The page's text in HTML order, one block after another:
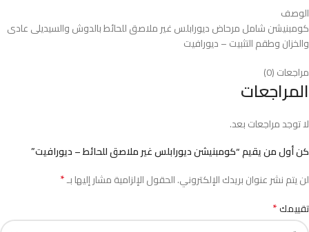
الوصف
كومبنيشن شامل مرحاض ديورابلس غير ملاصق للحائط بالدوش والسيديلى عادى
والخزان وطقم التثبيت – ديورافيت
مراجعات (0)
المراجعات
لا توجد مراجعات بعد.
كن أول من يقيم “كومبنيشن ديورابلس غير ملاصق للحائط – ديورافيت”
لن يتم نشر عنوان بريدك الإلكتروني.الحقول الإلزامية مشار إليها بـ*
تقييمك*